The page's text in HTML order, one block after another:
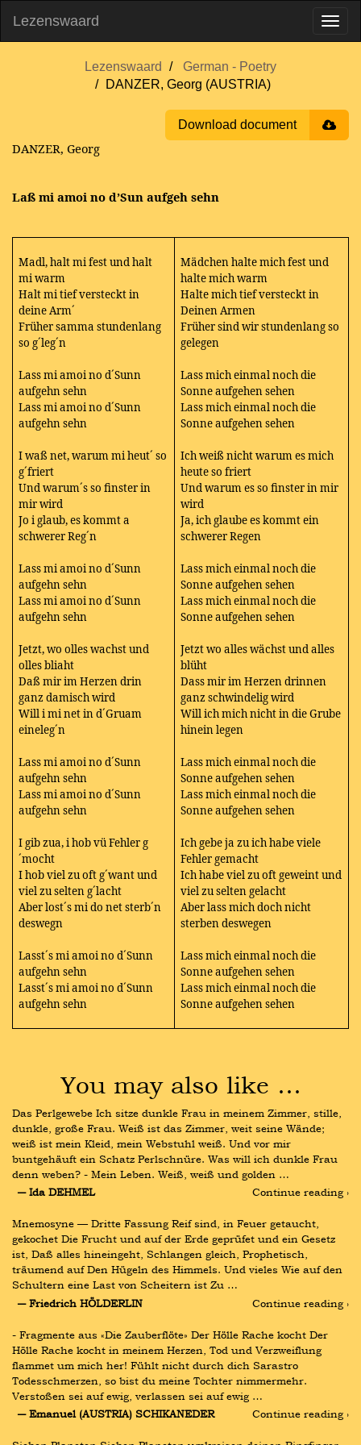
Lezenswaard
Lezenswaard
German - Poetry
DANZER, Georg (AUSTRIA)
Download document
DANZER, Georg
Laß mi amoi no d’Sun aufgeh sehn
Madl, halt mi fest und halt
mi warm
Halt mi tief versteckt in
deine Arm´
Früher samma stundenlang
so g´leg´n
Lass mi amoi no d´Sunn
aufgehn sehn
Lass mi amoi no d´Sunn
aufgehn sehn
I waß net, warum mi heut´ so
g´friert
Und warum´s so finster in
mir wird
Jo i glaub, es kommt a
schwerer Reg´n
Lass mi amoi no d´Sunn
aufgehn sehn
Lass mi amoi no d´Sunn
aufgehn sehn
Jetzt, wo olles wachst und
olles bliaht
Daß mir im Herzen drin
ganz damisch wird
Will i mi net in d´Gruam
eineleg´n
Lass mi amoi no d´Sunn
aufgehn sehn
Lass mi amoi no d´Sunn
aufgehn sehn
I gib zua, i hob vü Fehler g
´mocht
I hob viel zu oft g´want und
viel zu selten g´lacht
Aber lost´s mi do net sterb´n
deswegn
Lasst´s mi amoi no d´Sunn
aufgehn sehn
Lasst´s mi amoi no d´Sunn
aufgehn sehn
Mädchen halte mich fest und
halte mich warm
Halte mich tief versteckt in
Deinen Armen
Früher sind wir stundenlang so
gelegen
Lass mich einmal noch die
Sonne aufgehen sehen
Lass mich einmal noch die
Sonne aufgehen sehen
Ich weiß nicht warum es mich
heute so friert
Und warum es so finster in mir
wird
Ja, ich glaube es kommt ein
schwerer Regen
Lass mich einmal noch die
Sonne aufgehen sehen
Lass mich einmal noch die
Sonne aufgehen sehen
Jetzt wo alles wächst und alles
blüht
Dass mir im Herzen drinnen
ganz schwindelig wird
Will ich mich nicht in die Grube
hinein legen
Lass mich einmal noch die
Sonne aufgehen sehen
Lass mich einmal noch die
Sonne aufgehen sehen
Ich gebe ja zu ich habe viele
Fehler gemacht
Ich habe viel zu oft geweint und
viel zu selten gelacht
Aber lass mich doch nicht
sterben deswegen
Lass mich einmal noch die
Sonne aufgehen sehen
Lass mich einmal noch die
Sonne aufgehen sehen
You may also like …
Das Perlgewebe Ich sitze dunkle Frau in meinem Zimmer, stille,
dunkle, große Frau. Weiß ist das Zimmer, weit seine Wände;
weiß ist mein Kleid, mein Webstuhl weiß. Und vor mir
buntgehäuft ein Schatz Perlschnüre. Was will ich dunkle Frau
denn weben? - Mein Leben. Weiß, weiß und golden …
― Ida DEHMEL
Continue reading ›
Mnemosyne — Dritte Fassung Reif sind, in Feuer getaucht,
gekochet Die Frucht und auf der Erde geprüfet und ein Gesetz
ist, Daß alles hineingeht, Schlangen gleich, Prophetisch,
träumend auf Den Hügeln des Himmels. Und vieles Wie auf den
Schultern eine Last von Scheitern ist Zu …
― Friedrich HÖLDERLIN
Continue reading ›
- Fragmente aus «Die Zauberflöte» Der Hölle Rache kocht Der
Hölle Rache kocht in meinem Herzen, Tod und Verzweiflung
flammet um mich her! Fühlt nicht durch dich Sarastro
Todesschmerzen, so bist du meine Tochter nimmermehr.
Verstoßen sei auf ewig, verlassen sei auf ewig …
― Emanuel (AUSTRIA) SCHIKANEDER
Continue reading ›